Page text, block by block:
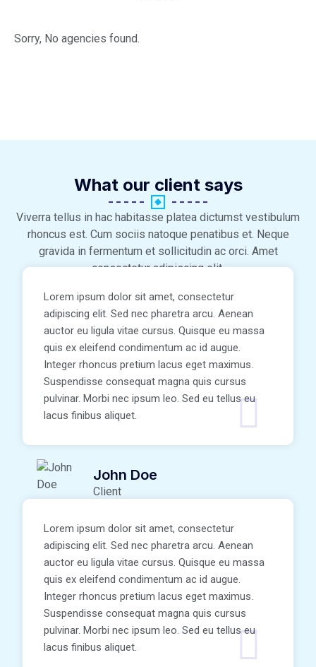
Sorry, No agencies found.
What our client says
Viverra tellus in hac habitasse platea dictumst vestibulum
rhoncus est. Cum sociis natoque penatibus et. Neque
gravida in fermentum et sollicitudin ac orci. Amet
consectetur adipiscing elit.
Lorem ipsum dolor sit amet, consectetur
adipiscing elit. Sed nec pharetra arcu. Aenean
auctor eu ligula vitae cursus. Quisque eu massa
quis ex eleifend condimentum ac id augue.
Integer rhoncus pretium lacus eget maximus.
Suspendisse consequat magna quis cursus
pulvinar. Morbi nec ipsum leo. Sed eu tellus eu
lacus finibus aliquet.
John Doe
Client
Lorem ipsum dolor sit amet, consectetur
adipiscing elit. Sed nec pharetra arcu. Aenean
auctor eu ligula vitae cursus. Quisque eu massa
quis ex eleifend condimentum ac id augue.
Integer rhoncus pretium lacus eget maximus.
Suspendisse consequat magna quis cursus
pulvinar. Morbi nec ipsum leo. Sed eu tellus eu
lacus finibus aliquet.